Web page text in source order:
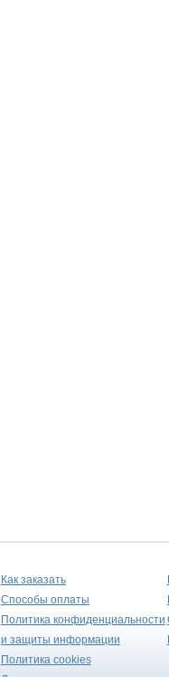
Как заказать
Способы оплаты
Политика конфиденциальности
и защиты информации
Политика cookies